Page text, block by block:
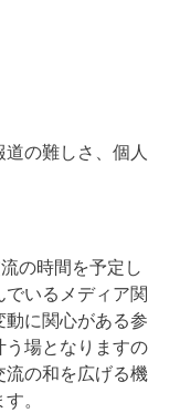
の難しさ、個人
の時間を予定し
いるメディア関
に関心がある参
場となりますの
の和を広げる機
。